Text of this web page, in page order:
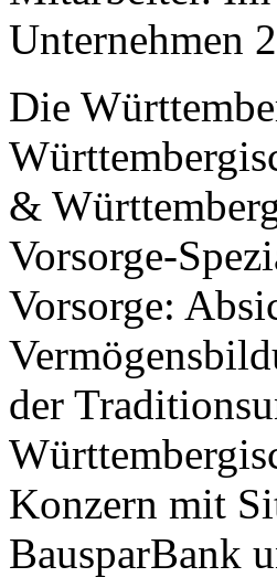
Unternehmen
Die
&
Vorsorge-
Vorsorge:
der
Konzern mit
BausparBank